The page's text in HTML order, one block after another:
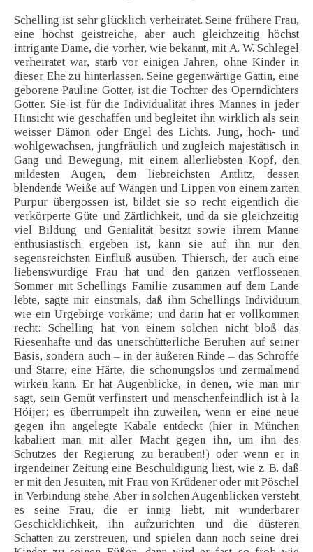
Schelling ist sehr glücklich verheiratet. Seine frühere Frau,
eine höchst geistreiche, aber auch gleichzeitig höchst
intrigante Dame, die vorher, wie bekannt, mit A. W. Schlegel
verheiratet war, starb vor einigen Jahren, ohne Kinder in
dieser Ehe zu hinterlassen. Seine gegenwärtige Gattin, eine
geborene Pauline Gotter, ist die Tochter des Operndichters
Gotter. Sie ist für die Individualität ihres Mannes in jeder
Hinsicht wie geschaffen und begleitet ihn wirklich als sein
weisser Dämon oder Engel des Lichts. Jung, hoch- und
wohlgewachsen, jungfräulich und zugleich majestätisch in
Gang und Bewegung, mit einem allerliebsten Kopf, den
mildesten Augen, dem liebreichsten Antlitz, dessen
blendende Weiße auf Wangen und Lippen von einem zarten
Purpur übergossen ist, bildet sie so recht eigentlich die
verkörperte Güte und Zärtlichkeit, und da sie gleichzeitig
viel Bildung und Genialität besitzt sowie ihrem Manne
enthusiastisch ergeben ist, kann sie auf ihn nur den
segensreichsten Einfluß ausüben. Thiersch, der auch eine
liebenswürdige Frau hat und den ganzen verflossenen
Sommer mit Schellings Familie zusammen auf dem Lande
lebte, sagte mir einstmals, daß ihm Schellings Individuum
wie ein Urgebirge vorkäme; und darin hat er vollkommen
recht: Schelling hat von einem solchen nicht bloß das
Riesenhafte und das unerschütterliche Beruhen auf seiner
Basis, sondern auch – in der äußeren Rinde – das Schroffe
und Starre, eine Härte, die schonungslos und zermalmend
wirken kann. Er hat Augenblicke, in denen, wie man mir
sagt, sein Gemüt verfinstert und menschenfeindlich ist à la
Höijer; es überrumpelt ihn zuweilen, wenn er eine neue
gegen ihn angelegte Kabale entdeckt (hier in München
kabaliert man mit aller Macht gegen ihn, um ihn des
Schutzes der Regierung zu berauben!) oder wenn er in
irgendeiner Zeitung eine Beschuldigung liest, wie z. B. daß
er mit den Jesuiten, mit Frau von Krüdener oder mit Pöschel
in Verbindung stehe. Aber in solchen Augenblicken versteht
es seine Frau, die er innig liebt, mit wunderbarer
Geschicklichkeit, ihn aufzurichten und die düsteren
Schatten zu zerstreuen, und spielen dann noch seine drei